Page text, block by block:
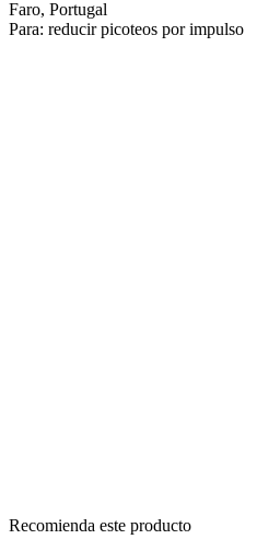
Faro, Portugal
Para: reducir picoteos por impulso
Recomienda este producto